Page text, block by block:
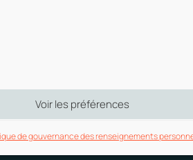
Voir les préférences
de gouvernance des renseignements